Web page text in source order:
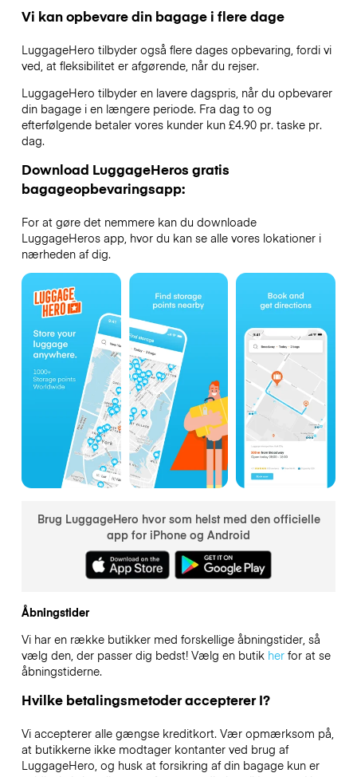
Vi kan opbevare din bagage i flere dage
LuggageHero tilbyder også flere dages opbevaring, fordi vi
ved, at fleksibilitet er afgørende, når du rejser.
LuggageHero tilbyder en lavere dagspris, når du opbevarer
din bagage i en længere periode. Fra dag to og
efterfølgende betaler vores kunder kun £4.90 pr. taske pr.
dag.
Download LuggageHeros gratis
bagageopbevaringsapp:
For at gøre det nemmere kan du downloade
LuggageHeros app, hvor du kan se alle vores lokationer i
nærheden af dig.
Brug LuggageHero hvor som helst med den officielle
app for iPhone og Android
Åbningstider
Vi har en række butikker med forskellige åbningstider, så
vælg den, der passer dig bedst! Vælg en butik herfor at se
åbningstiderne.
Hvilke betalingsmetoder accepterer I?
Vi accepterer alle gængse kreditkort. Vær opmærksom på,
at butikkerne ikke modtager kontanter ved brug af
LuggageHero, og husk at forsikring af din bagage kun er